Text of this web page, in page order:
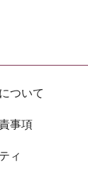
ついて
事項
ィ